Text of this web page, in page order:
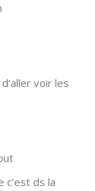
voir les
ds la